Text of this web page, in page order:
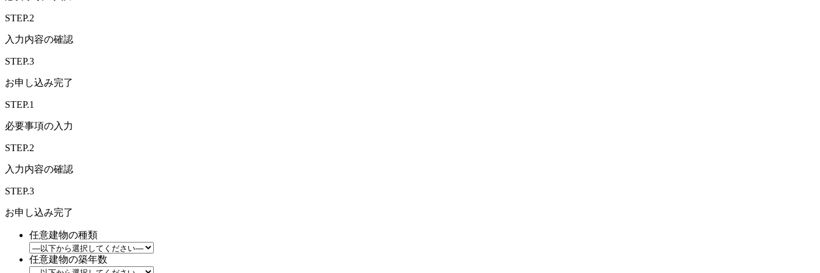
STEP.2
入力内容の確認
STEP.3
お申し込み完了
STEP.1
必要事項の入力
STEP.2
入力内容の確認
STEP.3
お申し込み完了
任意建物の種類
任意建物の築年数